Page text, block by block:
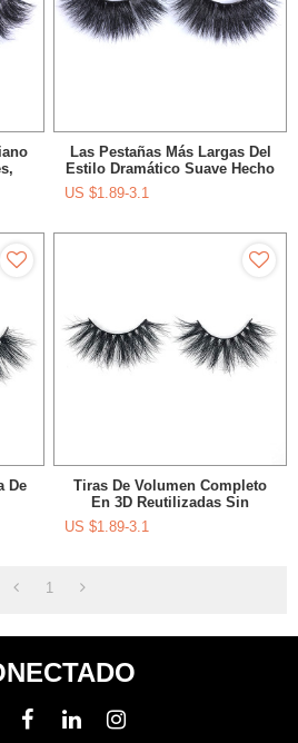
Las Pestañas Más Largas Del
Estilo Dramático Suave Hecho
A Mano Al Por Mayor Con La
Caja De Pestañas De Encargo
US $1.89-3.1
De
Tiras De Volumen Completo
En 3D Reutilizadas Sin
Crueldad Premium Proveedor
De Pestañas De Visón De 25
US $1.89-3.1
1